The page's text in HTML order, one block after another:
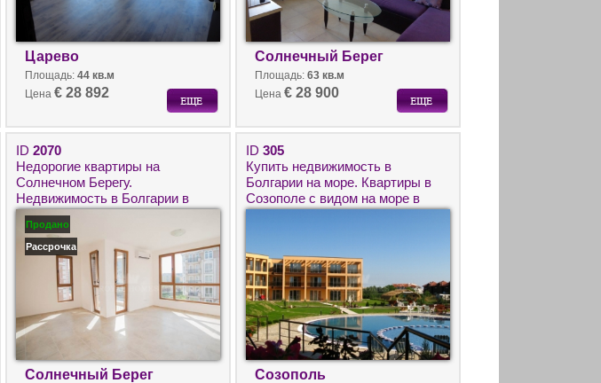
Царево
Площадь: 44 кв.м
Цена € 28 892
Солнечный Берег
Площадь: 63 кв.м
Цена € 28 900
ID 2070
Недорогие квартиры на
Солнечном Берегу.
Недвижимость в Болгарии в
рассрочку.
Продано
Рассрочка
Солнечный Берег
ID 305
Купить недвижимость в
Болгарии на море. Квартиры в
Созополе с видом на море в
комплексе Sozopoli Hills.
Созополь